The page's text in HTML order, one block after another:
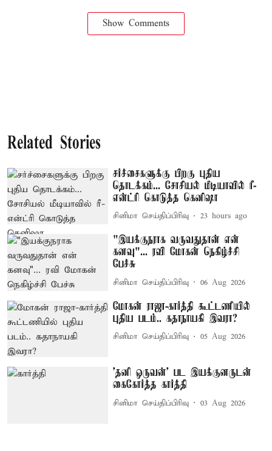
Show Comments
Related Stories
சர்ச்சைகளுக்கு பிறகு புதிய
தொடக்கம்... சோசியல் மீடியாவில் ரீ-
என்ட்ரி கொடுத்த கெனிஷா
சினிமா செய்திப்பிரிவு 23 hours ago
"இயக்குநராக வருவதுதான் என்
கனவு"... ரவி மோகன் நெகிழ்ச்சி
பேச்சு
சினிமா செய்திப்பிரிவு 06 Aug 2026
மோகன் ராஜா-கார்த்தி கூட்டணியில்
புதிய படம்.. கதாநாயகி இவரா?
சினிமா செய்திப்பிரிவு 05 Aug 2026
'தனி ஒருவன்' பட இயக்குனருடன்
கைகோர்த்த கார்த்தி
சினிமா செய்திப்பிரிவு 03 Aug 2026